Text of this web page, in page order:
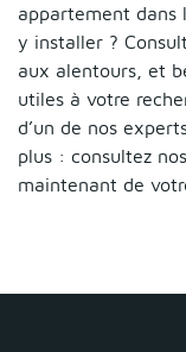
appartement dans
y installer ?
aux alentours, et
utiles à votre
d’un de nos
plus : consultez
maintenant de